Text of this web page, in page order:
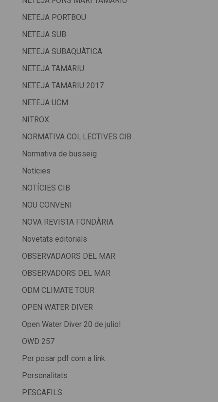
NETEJA PORTBOU
NETEJA SUB
NETEJA SUBAQUÀTICA
NETEJA TAMARIU
NETEJA TAMARIU 2017
NETEJA UCM
NITROX
NORMATIVA COL·LECTIVES CIB
Normativa de busseig
Notícies
NOTÍCIES CIB
NOU CONVENI
NOVA REVISTA FONDÀRIA
Novetats editorials
OBSERVADAORS DEL MAR
OBSERVADORS DEL MAR
ODM CLIMATE TOUR
OPEN WATER DIVER
Open Water Diver 20 de juliol
OWD 257
Per posar pdf com a link
Personalitats
PESCAFILS